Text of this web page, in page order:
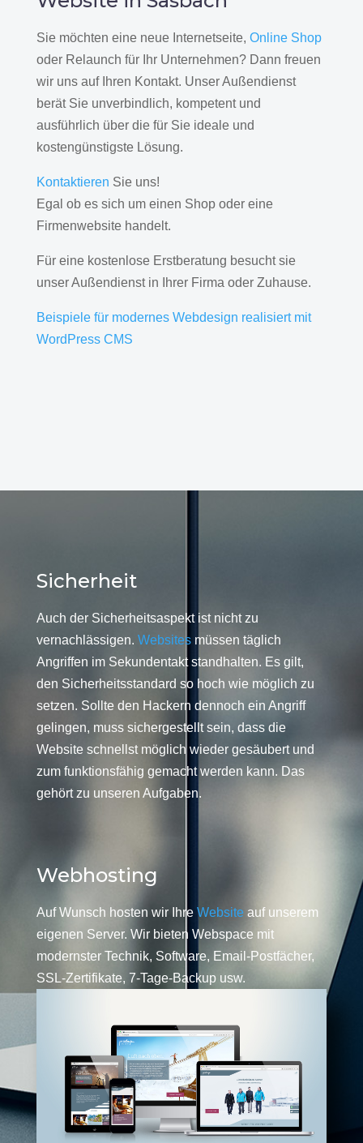
Sie möchten eine neue Internetseite, Online Shop
oder Relaunch für Ihr Unternehmen? Dann freuen
wir uns auf Ihren Kontakt. Unser Außendienst
berät Sie unverbindlich, kompetent und
ausführlich über die für Sie ideale und
kostengünstigste Lösung.
Kontaktieren Sie uns!
Egal ob es sich um einen Shop oder eine
Firmenwebsite handelt.
Für eine kostenlose Erstberatung besucht sie
unser Außendienst in Ihrer Firma oder Zuhause.
Beispiele für modernes Webdesign realisiert mit
WordPress CMS
Sicherheit
Auch der Sicherheitsaspekt ist nicht zu
vernachlässigen. Websitesmüssen täglich
Angriffen im Sekundentakt standhalten. Es gilt,
den Sicherheitsstandard so hoch wie möglich zu
setzen. Sollte den Hackern dennoch ein Angriff
gelingen, muss sichergestellt sein, dass die
Website schnellst möglich wieder gesäubert und
zum funktionsfähig gemacht werden kann. Das
gehört zu unseren Aufgaben.
Webhosting
Auf Wunsch hosten wir Ihre Website auf unserem
eigenen Server. Wir bieten Webspace mit
modernster Technik, Software, Email-Postfächer,
SSL-Zertifikate, 7-Tage-Backup usw.